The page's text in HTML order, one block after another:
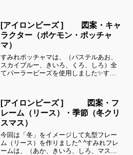
りましたら、他の図案もぜひ覗いてみて
ください^ ^お好みの色...
[アイロンビーズ ] 図案・キャ
ラクター（ポケモン・ポッチャ
マ）
すみれポッチャマは、（パステルあお、
スカイブルー、きいろ、くろ、しろ）全
てパーラービーズを使用しました✨すみ
きます！お時間がありましたら、他の図
案もぜひ覗いてみてくださ...
[アイロンビーズ ] 図案・フ
レーム（リース）・季節（冬クリ
スマス）
今回は「冬」をイメージして丸型フレー
ム（リース）を作りました^ ^すみれフレ
ームは、（あか、きいろ、しろ、マスカ